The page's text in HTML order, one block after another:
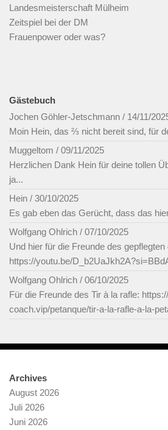
Landesmeisterschaft Mülheim
Zeitspiel bei der DM
Frauenpower oder was?
Gästebuch
Jochen Göhler-Jetschmann / 14/11/
Moin Hein, das ⅔ nicht bereit sind, für
Muggeltom / 09/11/2025
Herzlichen Dank Hein für deine tollen
ja...
Hein / 30/10/2025
Es gab eben das Gerücht, dass das
Wolfgang Ohlrich / 07/10/2025
Und hier für die Freunde des gepflegten
https://youtu.be/
Wolfgang Ohlrich / 06/10/2025
Für die Freunde des Tir à la rafle:
coach.vip/petanque/tir-a-la-rafle-a-la-
Archives
August 2026
Juli 2026
Juni 2026